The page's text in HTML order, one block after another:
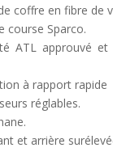
coffre en fibre de
course Sparco.
ATL approuvé
à rapport rapide
réglables.
et arrière